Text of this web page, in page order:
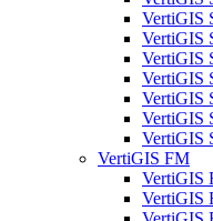
VertiGIS
VertiGIS
VertiGIS
VertiGIS
VertiGIS
VertiGIS
VertiGIS
VertiGIS FM
VertiGIS
VertiGIS